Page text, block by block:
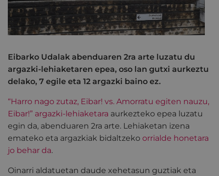
Eibarko Udalak abenduaren 2ra arte luzatu du
argazki-lehiaketaren epea, oso lan gutxi aurkeztu
delako, 7 egile eta 12 argazki baino ez.
“Harro nago zutaz, Eibar! vs. Amorratu egiten nauzu,
Eibar!” argazki-lehiaketara aurkezteko epea luzatu
egin da, abenduaren 2ra arte. Lehiaketan izena
emateko eta argazkiak bidaltzeko orrialde honetara
jo behar da.
Oinarri aldatuetan daude xehetasun guztiak eta